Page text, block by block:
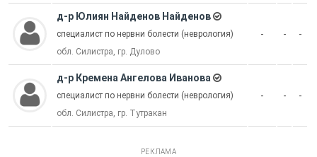
д-р Юлиян Найденов Найденов
специалист по нервни болести (неврология)
обл. Силистра, гр. Дулово
- - -
д-р Кремена Ангелова Иванова
специалист по нервни болести (неврология)
обл. Силистра, гр. Тутракан
- - -
РЕКЛАМА